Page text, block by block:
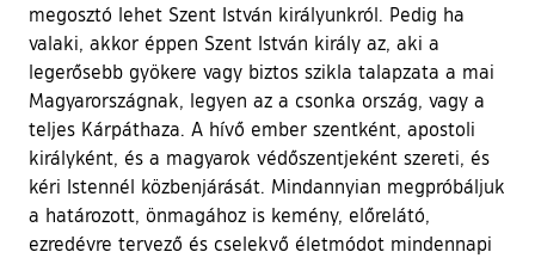
megosztó lehet Szent István királyunkról. Pedig ha
valaki, akkor éppen Szent István király az, aki a
legerősebb gyökere vagy biztos szikla talapzata a mai
Magyarországnak, legyen az a csonka ország, vagy a
teljes Kárpáthaza. A hívő ember szentként, apostoli
királyként, és a magyarok védőszentjeként szereti, és
kéri Istennél közbenjárását. Mindannyian megpróbáljuk
a határozott, önmagához is kemény, előrelátó,
ezredévre tervező és cselekvő életmódot mindennapi